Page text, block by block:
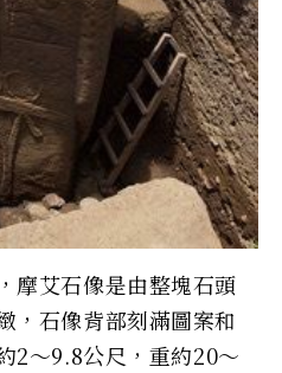
摩艾石像是由整塊石頭
，石像背部刻滿圖案和
2～9.8公尺，重約20～